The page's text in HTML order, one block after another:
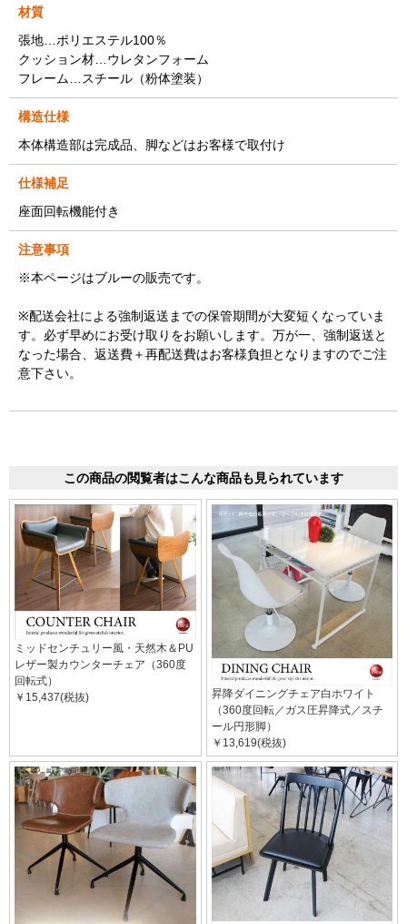
材質
張地…ポリエステル100％
クッション材…ウレタンフォーム
フレーム…スチール（粉体塗装）
構造仕様
本体構造部は完成品、脚などはお客様で取付け
仕様補足
座面回転機能付き
注意事項
※本ページはブルーの販売です。
※配送会社による強制返送までの保管期間が大変短くなっていま
す。必ず早めにお受け取りをお願いします。万が一、強制返送と
なった場合、返送費＋再配送費はお客様負担となりますのでご注
意下さい。
この商品の閲覧者はこんな商品も見られています
ミッドセンチュリー風・天然木＆PU
レザー製カウンターチェア（360度
回転式）
￥15,437(税抜)
昇降ダイニングチェア白ホワイト
（360度回転／ガス圧昇降式／スチ
ール円形脚）
￥13,619(税抜)